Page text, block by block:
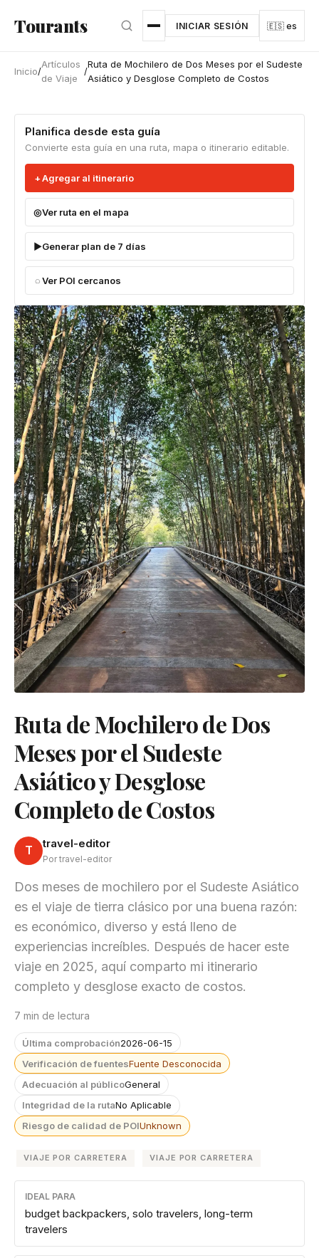
Tourants INICIAR SESIÓN 🇪🇸 es
Inicio/
Artículos
de Viaje
/
Ruta de Mochilero de Dos Meses por el Sudeste
Asiático y Desglose Completo de Costos
Planifica desde esta guía
Convierte esta guía en una ruta, mapa o itinerario editable.
Agregar al itinerario
Ver ruta en el mapa
Generar plan de 7 días
Ver POI cercanos
Ruta de Mochilero de Dos
Meses por el Sudeste
Asiático y Desglose
Completo de Costos
T travel-editor
Por travel-editor
Dos meses de mochilero por el Sudeste Asiático
es el viaje de tierra clásico por una buena razón:
es económico, diverso y está lleno de
experiencias increíbles. Después de hacer este
viaje en 2025, aquí comparto mi itinerario
completo y desglose exacto de costos.
7 min de lectura
Última comprobación2026-06-15
Verificación de fuentesFuente Desconocida
Adecuación al públicoGeneral
Integridad de la rutaNo Aplicable
Riesgo de calidad de POIUnknown
VIAJE POR CARRETERA VIAJE POR CARRETERA
IDEAL PARA
budget backpackers, solo travelers, long-term
travelers